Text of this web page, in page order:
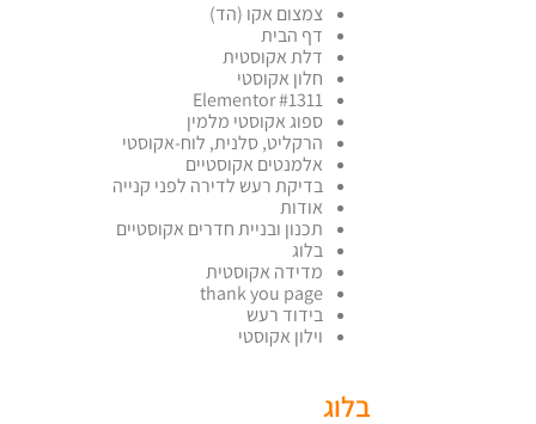
צמצום אקו (הד)
דף הבית
דלת אקוסטית
חלון אקוסטי
Elementor #1311
ספוג אקוסטי מלמין
הרקליט, סלנית, לוח-אקוסטי
אלמנטים אקוסטיים
בדיקת רעש לדירה לפני קנייה
אודות
תכנון ובניית חדרים אקוסטיים
בלוג
מדידה אקוסטית
thank you page
בידוד רעש
וילון אקוסטי
בלוג